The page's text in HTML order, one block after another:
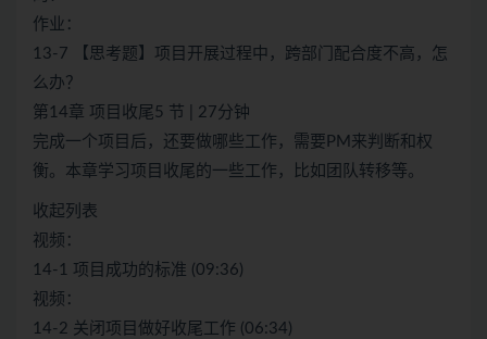
作业：
13-7 【思考题】项目开展过程中，跨部门配合度不高，怎
么办？
第14章 项目收尾5 节 | 27分钟
完成一个项目后，还要做哪些工作，需要PM来判断和权
衡。本章学习项目收尾的一些工作，比如团队转移等。
收起列表
视频：
14-1 项目成功的标准 (09:36)
视频：
14-2 关闭项目做好收尾工作 (06:34)